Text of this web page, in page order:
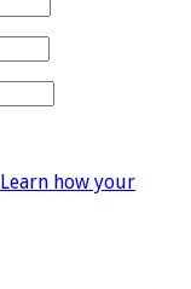
Learn how your